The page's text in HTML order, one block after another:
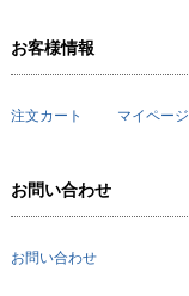
お客様情報
注文カート マイページ
お問い合わせ
お問い合わせ